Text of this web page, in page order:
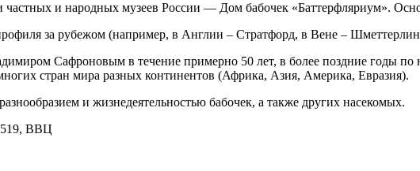
частных и народных музеев России — Дом бабочек «Баттерфляриум».
за рубежом (например, в Англии – Стратфорд, в Вене –
Сафроновым в течение примерно 50 лет, в более поздние годы
стран мира разных континентов (Африка, Азия, Америка, Евразия).
и жизнедеятельностью бабочек, а также других насекомых.
519, ВВЦ